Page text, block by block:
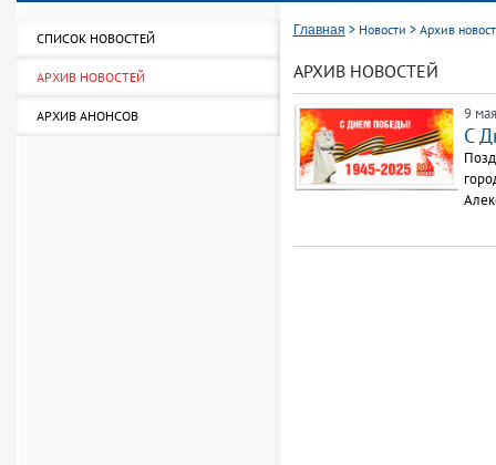
СПИСОК НОВОСТЕЙ
АРХИВ НОВОСТЕЙ
АРХИВ АНОНСОВ
Главная > Новости > Архив
АРХИВ НОВОСТЕЙ
9
С